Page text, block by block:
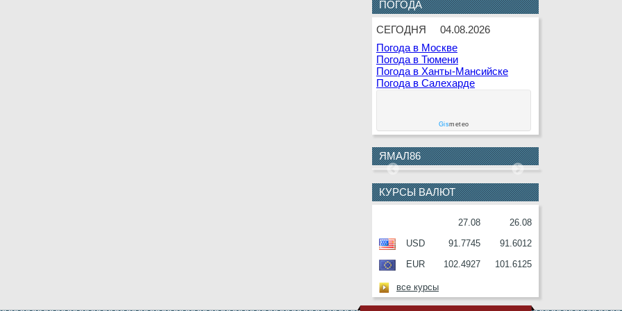
9 АВГУСТА Г.Г.Кашлева
10
АВГУСТА
В.Ф.Гаращенко
10
АВГУСТА
В.И.Соболев
АВГУСТА
АВГУСТА
12
В.И.Ульянов
АВГУСТА
ПОГОДА
СЕГОДНЯ
04.08.2026
Погода в Москве
Погода в Тюмени
Погода в Ханты-Мансийске
Погода в Салехарде
Gismeteo
ЯМАЛ86
КУРСЫ ВАЛЮТ
27.08 26.08
USD 91.7745 91.6012
EUR 102.4927 101.6125
все курсы